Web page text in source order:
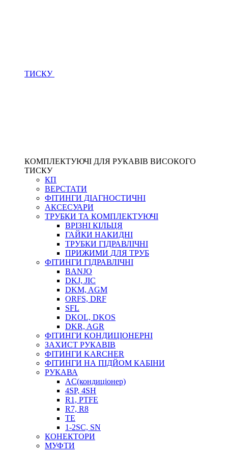
ТИСКУ
КОМПЛЕКТУЮЧІ ДЛЯ РУКАВІВ ВИСОКОГО
ТИСКУ
КП
ВЕРСТАТИ
ФІТИНГИ ДІАГНОСТИЧНІ
АКСЕСУАРИ
ТРУБКИ ТА КОМПЛЕКТУЮЧІ
ВРІЗНІ КІЛЬЦЯ
ГАЙКИ НАКИДНІ
ТРУБКИ ГІДРАВЛІЧНІ
ПРИЖИМИ ДЛЯ ТРУБ
ФІТИНГИ ГІДРАВЛІЧНІ
BANJO
DKJ, JIC
DKM, AGM
ORFS, DRF
SFL
DKOL, DKOS
DKR, AGR
ФІТИНГИ КОНДИЦІОНЕРНІ
ЗАХИСТ РУКАВІВ
ФІТИНГИ KARCHER
ФІТИНГИ НА ПІДЙОМ КАБІНИ
РУКАВА
AC(кондиціонер)
4SP, 4SH
R1, PTFE
R7, R8
TE
1-2SC, SN
КОНЕКТОРИ
МУФТИ